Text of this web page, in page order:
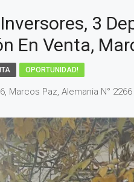
3
En Venta,
OPORTUNIDAD!
Marcos Paz, Alemania N° 2266